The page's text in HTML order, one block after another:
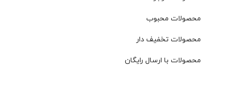
محصولات محبوب
محصولات تخفیف دار
محصولات با ارسال رایگان